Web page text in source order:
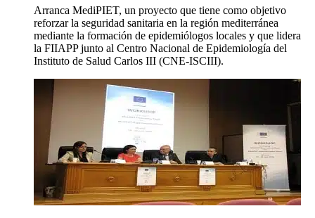
Arranca MediPIET, un proyecto que tiene como objetivo
reforzar la seguridad sanitaria en la región mediterránea
mediante la formación de epidemiólogos locales y que lidera
la FIIAPP junto al Centro Nacional de Epidemiología del
Instituto de Salud Carlos III (CNE-ISCIII).